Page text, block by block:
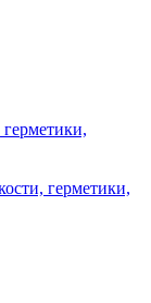
герметики,